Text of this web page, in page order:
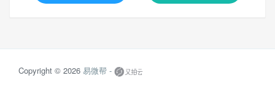
Copyright © 2026 易微帮 -